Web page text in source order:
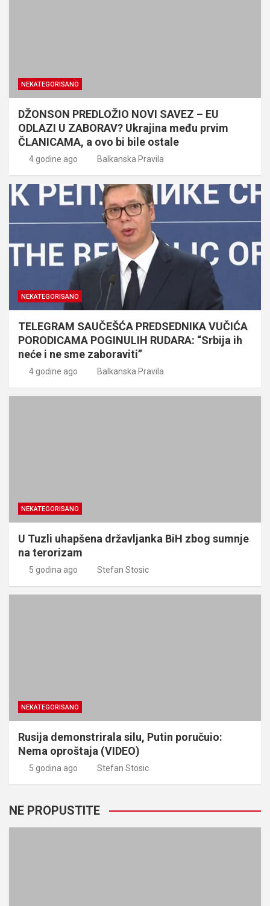
NEKATEGORISANO
DŽONSON PREDLOŽIO NOVI SAVEZ – EU
ODLAZI U ZABORAV? Ukrajina među prvim
ČLANICAMA, a ovo bi bile ostale
4 godine ago Balkanska Pravila
NEKATEGORISANO
TELEGRAM SAUČEŠĆA PREDSEDNIKA VUČIĆA
PORODICAMA POGINULIH RUDARA: “Srbija ih
neće i ne sme zaboraviti”
4 godine ago Balkanska Pravila
NEKATEGORISANO
U Tuzli uhapšena državljanka BiH zbog sumnje
na terorizam
5 godina ago Stefan Stosic
NEKATEGORISANO
Rusija demonstrirala silu, Putin poručuio:
Nema oproštaja (VIDEO)
5 godina ago Stefan Stosic
NE PROPUSTITE